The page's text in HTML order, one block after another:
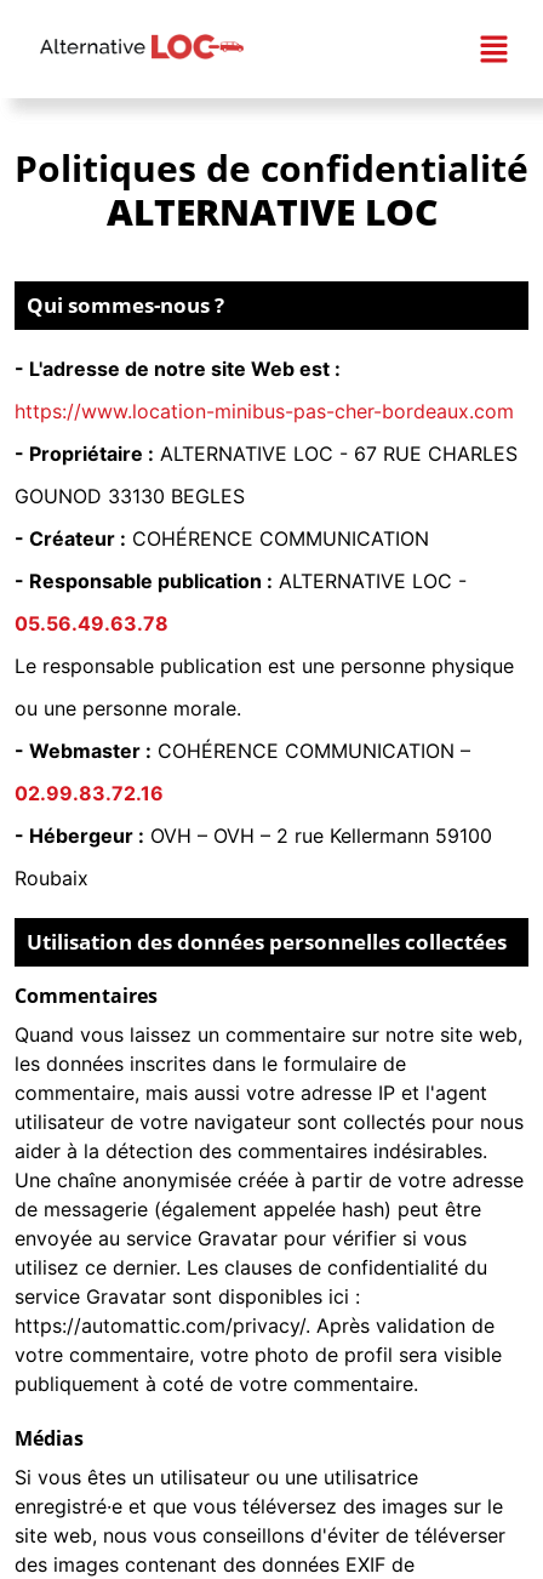
Politiques de confidentialité
ALTERNATIVE LOC
Qui sommes-nous ?
- L'adresse de notre site Web est :
https://www.location-minibus-pas-cher-bordeaux.com
- Propriétaire : ALTERNATIVE LOC - 67 RUE CHARLES
GOUNOD 33130 BEGLES
- Créateur : COHÉRENCE COMMUNICATION
- Responsable publication : ALTERNATIVE LOC -
05.56.49.63.78
Le responsable publication est une personne physique
ou une personne morale.
- Webmaster : COHÉRENCE COMMUNICATION –
02.99.83.72.16
- Hébergeur : OVH – OVH – 2 rue Kellermann 59100
Roubaix
Utilisation des données personnelles collectées
Commentaires
Quand vous laissez un commentaire sur notre site web,
les données inscrites dans le formulaire de
commentaire, mais aussi votre adresse IP et l'agent
utilisateur de votre navigateur sont collectés pour nous
aider à la détection des commentaires indésirables.
Une chaîne anonymisée créée à partir de votre adresse
de messagerie (également appelée hash) peut être
envoyée au service Gravatar pour vérifier si vous
utilisez ce dernier. Les clauses de confidentialité du
service Gravatar sont disponibles ici :
https://automattic.com/privacy/. Après validation de
votre commentaire, votre photo de profil sera visible
publiquement à coté de votre commentaire.
Médias
Si vous êtes un utilisateur ou une utilisatrice
enregistré·e et que vous téléversez des images sur le
site web, nous vous conseillons d'éviter de téléverser
des images contenant des données EXIF de